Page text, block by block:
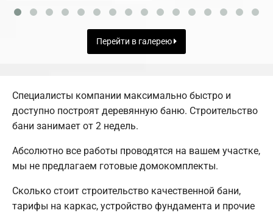
Перейти в галерею
Специалисты компании максимально быстро и
доступно построят деревянную баню. Строительство
бани занимает от 2 недель.
Абсолютно все работы проводятся на вашем участке,
мы не предлагаем готовые домокомплекты.
Сколько стоит строительство качественной бани,
тарифы на каркас, устройство фундамента и прочие